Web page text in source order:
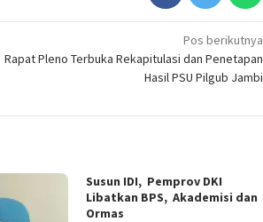
Pos berikutnya
Rapat Pleno Terbuka Rekapitulasi dan Penetapan
Hasil PSU Pilgub Jambi
Susun IDI, Pemprov DKI
Libatkan BPS, Akademisi dan
Ormas